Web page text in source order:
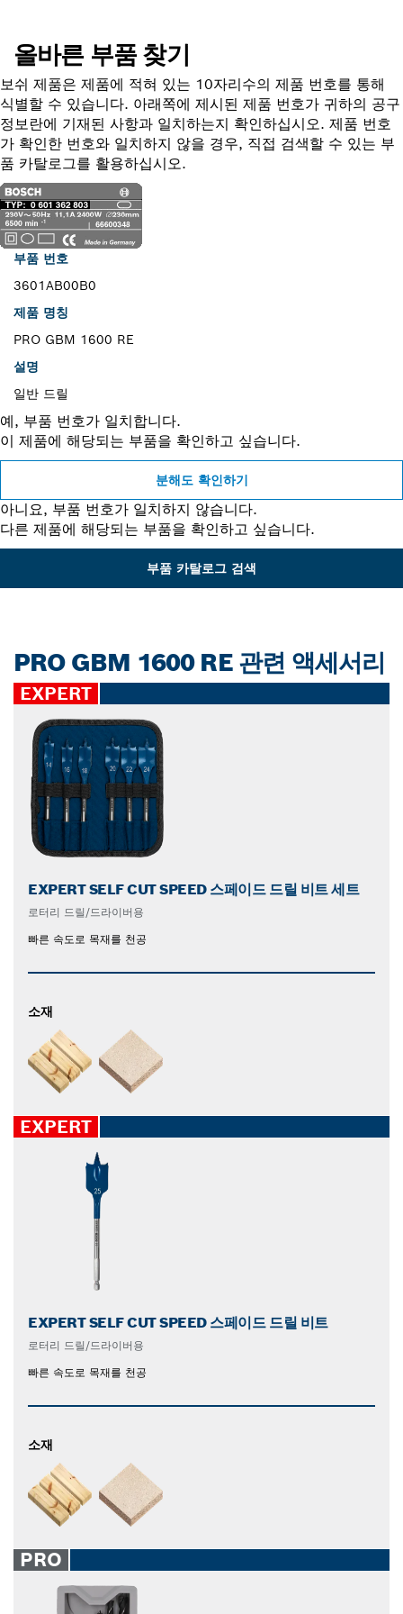
올바른 부품 찾기
보쉬 제품은 제품에 적혀 있는 10자리수의 제품 번호를 통해
식별할 수 있습니다. 아래쪽에 제시된 제품 번호가 귀하의 공구
정보란에 기재된 사항과 일치하는지 확인하십시오. 제품 번호
가 확인한 번호와 일치하지 않을 경우, 직접 검색할 수 있는 부
품 카탈로그를 활용하십시오.
부품 번호
3601AB00B0
제품 명칭
PRO GBM 1600 RE
설명
일반 드릴
예, 부품 번호가 일치합니다.
이 제품에 해당되는 부품을 확인하고 싶습니다.
분해도 확인하기
아니요, 부품 번호가 일치하지 않습니다.
다른 제품에 해당되는 부품을 확인하고 싶습니다.
부품 카탈로그 검색
PRO GBM 1600 RE 관련 액세서리
EXPERT
EXPERT SELF CUT SPEED 스페이드 드릴 비트 세트
로터리 드릴/드라이버용
빠른 속도로 목재를 천공
소재
EXPERT
EXPERT SELF CUT SPEED 스페이드 드릴 비트
로터리 드릴/드라이버용
빠른 속도로 목재를 천공
소재
PRO